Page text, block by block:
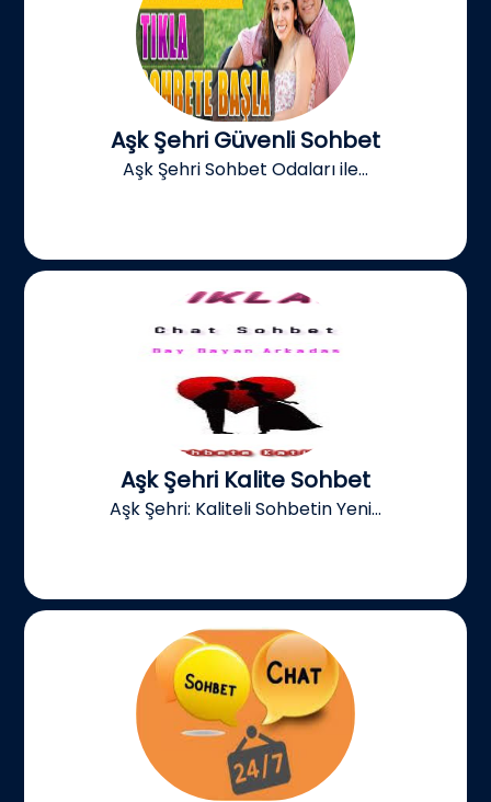
Aşk Şehri Güvenli Sohbet
Aşk Şehri Sohbet Odaları ile...
Aşk Şehri Kalite Sohbet
Aşk Şehri: Kaliteli Sohbetin Yeni...